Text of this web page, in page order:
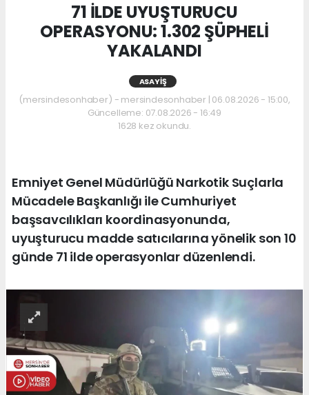
71 İLDE UYUŞTURUCU
OPERASYONU: 1.302 ŞÜPHELİ
YAKALANDI
ASAYIŞ
(mersindesonhaber) - mersindesonhaber | 06.08.2026 - 15:00,
Güncelleme: 07.08.2026 - 16:49
1628 kez okundu.
Emniyet Genel Müdürlüğü Narkotik Suçlarla
Mücadele Başkanlığı ile Cumhuriyet
başsavcılıkları koordinasyonunda,
uyuşturucu madde satıcılarına yönelik son 10
günde 71 ilde operasyonlar düzenlendi.